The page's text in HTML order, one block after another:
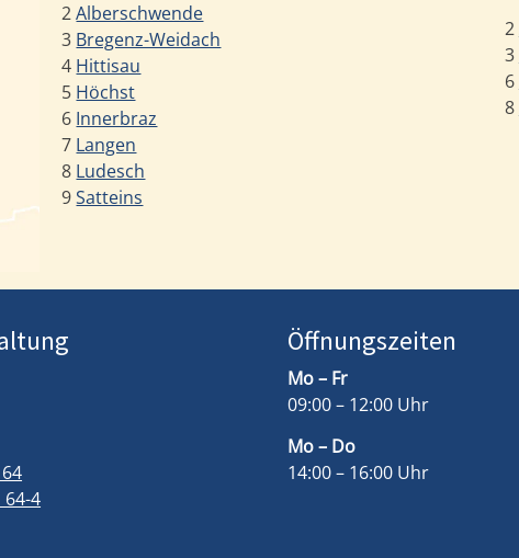
2Alberschwende
3 Bregenz-Weidach
4 Hittisau
5 Höchst
6 Innerbraz
7 Langen
8 Ludesch
9Satteins
2
3
6
8
64-4
Öffnungszeiten
Mo – Fr
09:00 – 12:00 Uhr
Mo – Do
14:00 – 16:00 Uhr